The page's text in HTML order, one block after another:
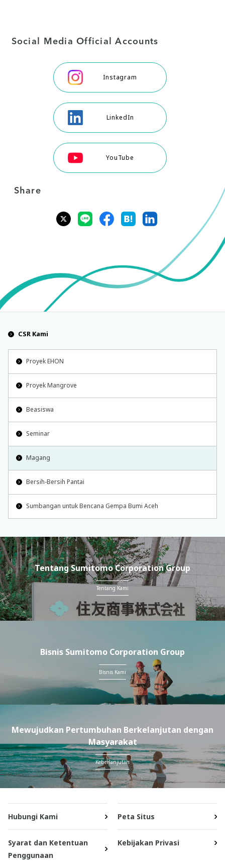
Social Media Official Accounts
Instagram
LinkedIn
YouTube
Share
CSR Kami
Proyek EHON
Proyek Mangrove
Beasiswa
Seminar
Magang
Bersih-Bersih Pantai
Sumbangan untuk Bencana Gempa Bumi Aceh
Tentang Sumitomo Corporation Group
Tentang Kami
Bisnis Sumitomo Corporation Group
Bisnis Kami
Mewujudkan Pertumbuhan Berkelanjutan dengan
Masyarakat
Keberlanjutan
Hubungi Kami Peta Situs
Syarat dan Ketentuan
Penggunaan
Kebijakan Privasi